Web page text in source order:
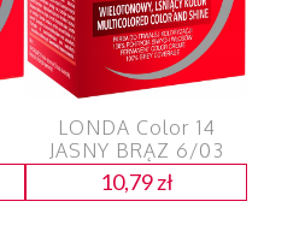
LONDA Color 14
JASNY BRĄZ 6/03
10,79zł